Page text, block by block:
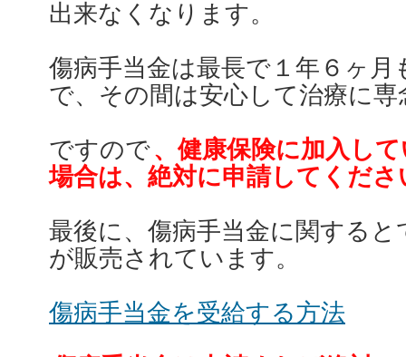
出来なくなります。
傷病手当金は最長で１年６ヶ
で、その間は安心して治療に専
ですので、健康保険に加入し
場合は、絶対に申請してくださ
最後に、傷病手当金に関する
が販売されています。
傷病手当金を受給する方法